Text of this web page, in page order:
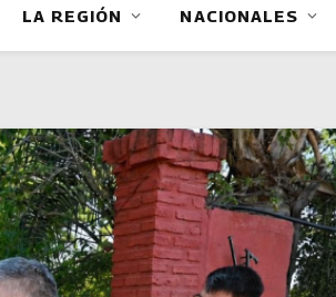
LA REGIÓN NACIONALES